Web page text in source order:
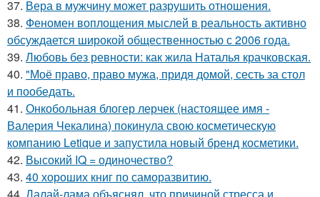
37. Вера в мужчину может разрушить отношения.
38. Феномен воплощения мыслей в реальность активно
обсуждается широкой общественностью с 2006 года.
39. Любовь без ревности: как жила Наталья крачковская.
40. "Моё право, право мужа, придя домой, сесть за стол
и пообедать.
41. Онкобольная блогер лерчек (настоящее имя -
Валерия Чекалина) покинула свою косметическую
компанию Letique и запустила новый бренд косметики.
42. Высокий IQ = одиночество?
43. 40 хороших книг по саморазвитию.